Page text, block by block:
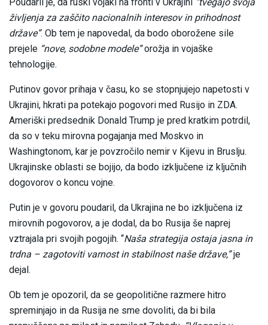
Poudaril je, da ruski vojaki na fronti v Ukrajini “tvegajo svoja
življenja za zaščito nacionalnih interesov in prihodnost
države”. Ob tem je napovedal, da bodo oborožene sile
prejele “nove, sodobne modele”orožja in vojaške
tehnologije.
Putinov govor prihaja v času, ko se stopnjujejo napetosti v
Ukrajini, hkrati pa potekajo pogovori med Rusijo in ZDA.
Ameriški predsednik Donald Trump je pred kratkim potrdil,
da so v teku mirovna pogajanja med Moskvo in
Washingtonom, kar je povzročilo nemir v Kijevu in Bruslju.
Ukrajinske oblasti se bojijo, da bodo izključene iz ključnih
dogovorov o koncu vojne.
Putin je v govoru poudaril, da Ukrajina ne bo izključena iz
mirovnih pogovorov, a je dodal, da bo Rusija še naprej
vztrajala pri svojih pogojih. “Naša strategija ostaja jasna in
trdna – zagotoviti varnost in stabilnost naše države,”je
dejal.
Ob tem je opozoril, da se geopolitične razmere hitro
spreminjajo in da Rusija ne sme dovoliti, da bi bila